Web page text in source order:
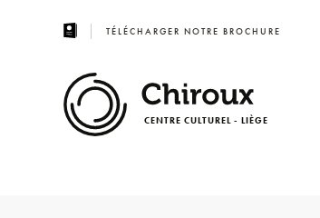
TÉLÉCHARGER NOTRE BROCHURE
CENTRE CULTUREL - LIÈGE